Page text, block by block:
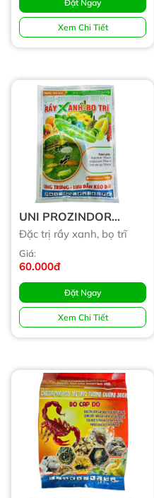
Đặt Ngay
Xem Chi Tiết
UNI PROZINDOR
30WP
Đặc trị rầy xanh, bọ trĩ
Giá:
60.000đ
Đặt Ngay
Xem Chi Tiết